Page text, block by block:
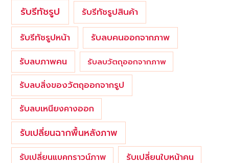
รับรีทัชรูป
รับรีทัชรูปสินค้า
รับรีทัชรูปหน้า
รับลบคนออกจากภาพ
รับลบภาพคน
รับลบวัตถุออกจากภาพ
รับลบสิ่งของวัตถุออกจากรูป
รับลบเหนียงคางออก
รับเปลี่ยนฉากพื้นหลังภาพ
รับเปลี่ยนแบคกราวน์ภาพ รับเปลี่ยนใบหน้าคน